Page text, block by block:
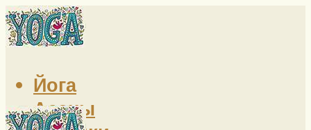
Йога
Асаны